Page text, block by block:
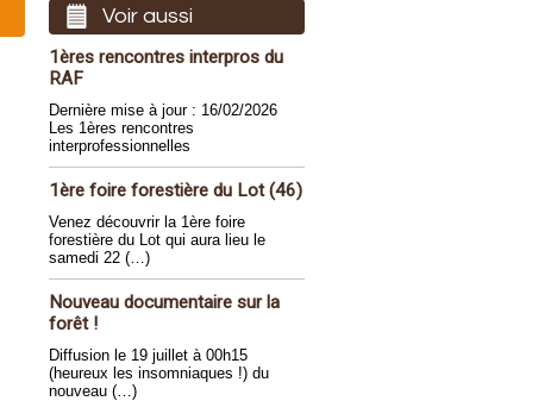
Voir aussi
1ères rencontres interpros du
RAF
Dernière mise à jour : 16/02/2026
Les 1ères rencontres
interprofessionnelles
1ère foire forestière du Lot (46)
Venez découvrir la 1ère foire
forestière du Lot qui aura lieu le
samedi 22 (…)
Nouveau documentaire sur la
forêt !
Diffusion le 19 juillet à 00h15
(heureux les insomniaques !) du
nouveau (…)